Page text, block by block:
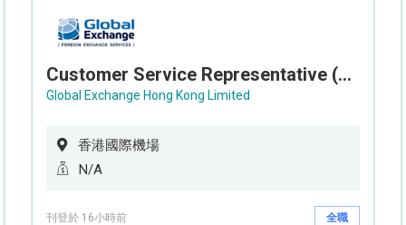
Customer Service Representative (Airport)
Global Exchange Hong Kong Limited
香港國際機場
N/A
刊登於 16小時前 全職